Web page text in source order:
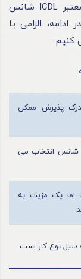
شمار می آید. به همین دلیل داشتن مدرک معتبر ICDL شانس
ادامه، الزامی یا
کنیم.
پذیرش ممکن
شانس انتخاب می
اما یک مزیت به
نوع کار است.